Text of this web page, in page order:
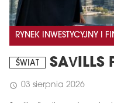
RYNEK INWESTYCYJNY I
ŚWIAT SAVILLS
schedule 03 sierpnia 2026